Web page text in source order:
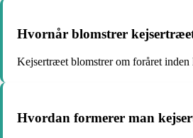
Hvornår blomstrer
Kejsertræet blomstrer om foråret
Hvordan formerer man